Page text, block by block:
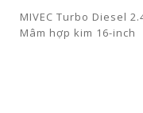
MIVEC Turbo Diesel
Mâm hợp kim 16-inch